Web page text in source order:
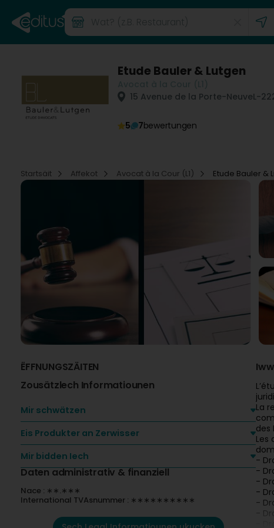
Etude Bauler & Lutgen
15 Avenue de la Porte-NeuveL-
5 7bewertungen
Startsäit
Affekot Avocat à la Cour (L1) Etude Bauler &
ËFFNUNGSZÄITEN
Zousätzlech Informatiounen
Mir schwätzen
Eis Produkter an Zerwisser
Mir bidden Iech
Daten administrativ & finanziell
Nace : ∗∗.∗∗∗
International TVAsnummer : ∗∗∗∗∗∗∗∗∗∗
La
des
Les
-
-
-
-
-
-